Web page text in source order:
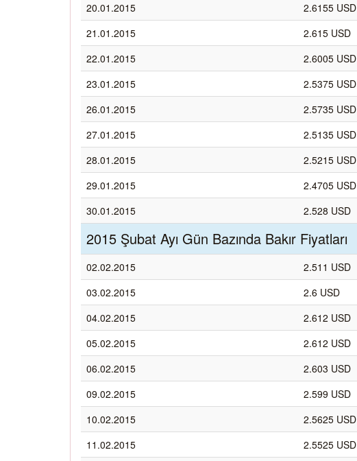
20.01.2015
2.6155 USD
21.01.2015
2.615 USD
22.01.2015
2.6005 USD
23.01.2015
2.5375 USD
26.01.2015
2.5735 USD
27.01.2015
2.5135 USD
28.01.2015
2.5215 USD
29.01.2015
2.4705 USD
30.01.2015
2.528 USD
2015 Şubat Ayı Gün Bazında Bakır Fiyatları
02.02.2015
2.511 USD
03.02.2015
2.6 USD
04.02.2015
2.612 USD
05.02.2015
2.612 USD
06.02.2015
2.603 USD
09.02.2015
2.599 USD
10.02.2015
2.5625 USD
11.02.2015
2.5525 USD